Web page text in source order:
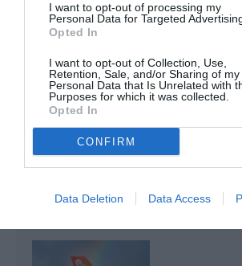
I want to opt-out of processing my
Personal Data for Targeted
Opted In
I want to opt-out of Collection, Use,
Retention, Sale, and/or Sharing of my
Personal Data that Is Unrelated with
Purposes for which it was collected.
Opted In
CONFIRM
Data Deletion Data Access
LIRE AUSSI
OBTIENT LE
DÉFINITIF...